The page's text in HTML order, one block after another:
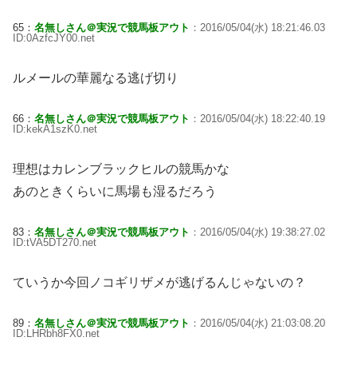
65： 名無しさん＠実況で競馬板アウト ：2016/05/04(水) 18:21:46.03
ID:0AzfcJY00.net
ルメールの華麗なる逃げ切り
66： 名無しさん＠実況で競馬板アウト ：2016/05/04(水) 18:22:40.19
ID:kekA1szK0.net
理想はカレンブラックヒルの競馬かな
あのときくらいに馬場も湿るだろう
83： 名無しさん＠実況で競馬板アウト ：2016/05/04(水) 19:38:27.02
ID:tVA5DT270.net
ていうか今回ノコギリザメが逃げるんじゃないの？
89： 名無しさん＠実況で競馬板アウト ：2016/05/04(水) 21:03:08.20
ID:LHRbh8FX0.net